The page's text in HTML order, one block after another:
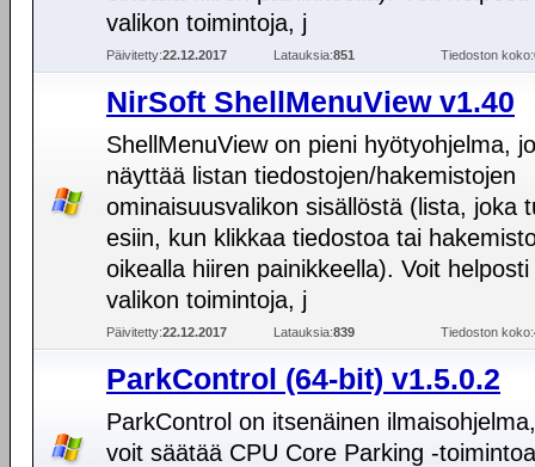
valikon toimintoja, j
Päivitetty:22.12.2017 Latauksia:851 Tiedoston koko:
NirSoft ShellMenuView v1.40
ShellMenuView on pieni hyötyohjelma,
näyttää listan tiedostojen/hakemistojen
ominaisuusvalikon sisällöstä (lista, joka
esiin, kun klikkaa tiedostoa tai
oikealla hiiren painikkeella). Voit
valikon toimintoja, j
Päivitetty:22.12.2017 Latauksia:839 Tiedoston koko:
ParkControl (64-bit) v1.5.0.2
ParkControl on itsenäinen
voit säätää CPU Core Parking -